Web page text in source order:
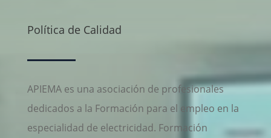
Política de Calidad
APIEMA es una asociación de profesionales
dedicados a la Formación para el empleo en la
especialidad de electricidad. Formación